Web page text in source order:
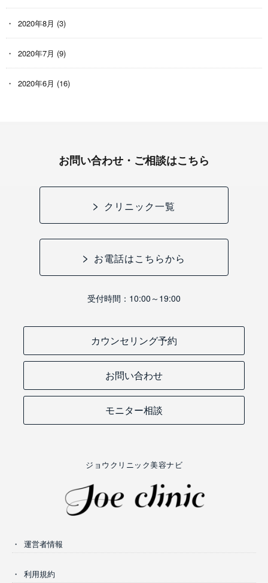
2020年8月 (3)
2020年7月 (9)
2020年6月 (16)
お問い合わせ・ご相談はこちら
クリニック一覧
お電話はこちらから
受付時間：10:00～19:00
カウンセリング予約
お問い合わせ
モニター相談
ジョウクリニック美容ナビ
運営者情報
利用規約